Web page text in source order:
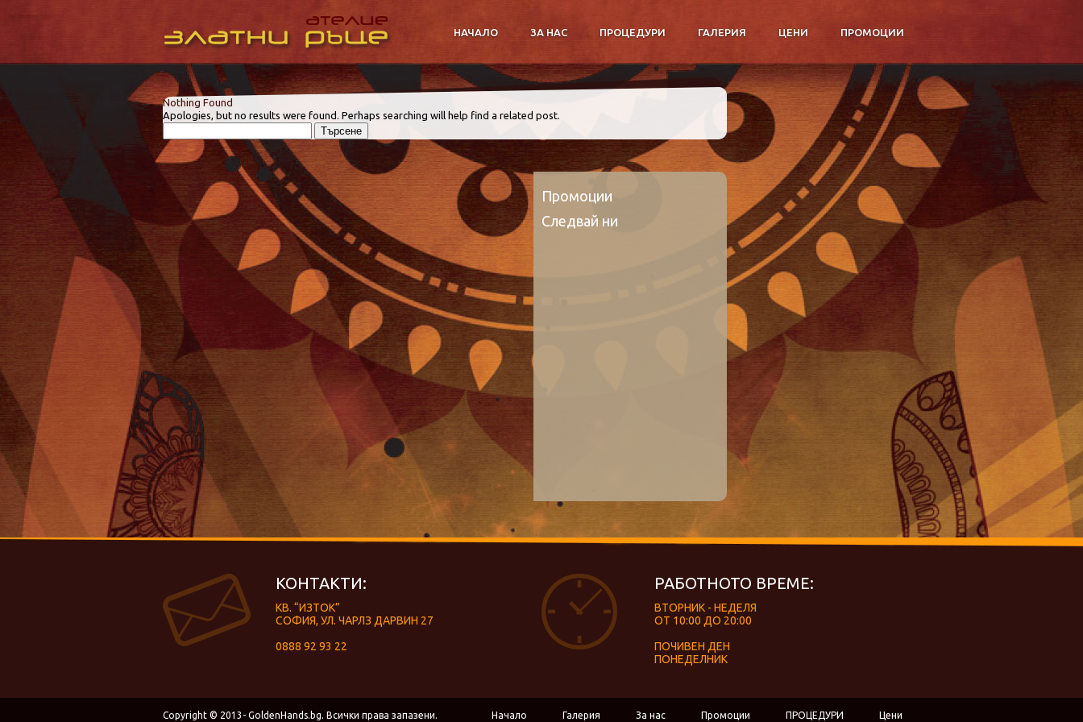
НАЧАЛО ЗА НАС ПРОЦЕДУРИ ГАЛЕРИЯ ЦЕНИ ПРОМОЦИИ
Nothing Found
Apologies, but no results were found. Perhaps searching will help find a related post.
за:
Промоции
Следвай ни
КОНТАКТИ:
КВ. “ИЗТОК”
СОФИЯ, УЛ. ЧАРЛЗ ДАРВИН 27
0888 92 93 22
РАБОТНОТО ВРЕМЕ:
ВТОРНИК - НЕДЕЛЯ
ОТ 10:00 ДО 20:00
ПОЧИВЕН ДЕН
ПОНЕДЕЛНИК
Copyright © 2013- GoldenHands.bg. Всички права запазени. Начало Галерия За нас Промоции ПРОЦЕДУРИ Цени